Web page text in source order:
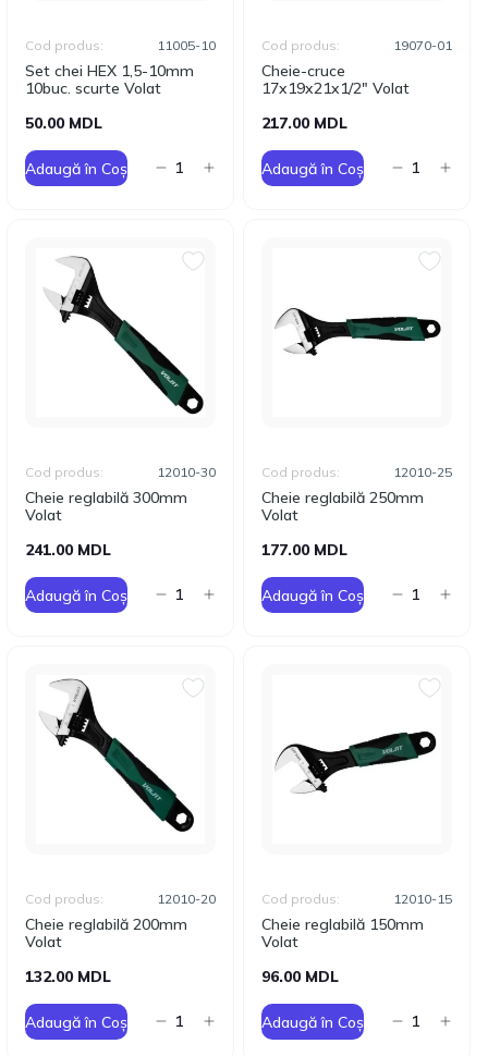
Set chei HEX 1,5-10mm
10buc. scurte Volat
Cod produs: 11005-10
50.00 MDL
Adaugă în Coș
Cheie-cruce
17x19x21x1/2" Volat
Cod produs: 19070-01
217.00 MDL
Adaugă în Coș
Cheie reglabilă 300mm
Volat
Cod produs: 12010-30
241.00 MDL
Adaugă în Coș
Cheie reglabilă 250mm
Volat
Cod produs: 12010-25
177.00 MDL
Adaugă în Coș
Cheie reglabilă 200mm
Volat
Cod produs: 12010-20
132.00 MDL
Adaugă în Coș
Cheie reglabilă 150mm
Volat
Cod produs: 12010-15
96.00 MDL
Adaugă în Coș